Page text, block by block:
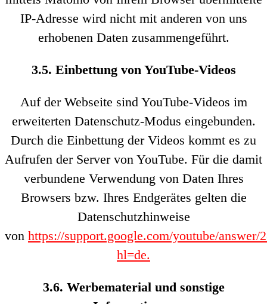
IP-Adresse wird nicht mit anderen von uns
erhobenen Daten zusammengeführt.
3.5. Einbettung von YouTube-Videos
Auf der Webseite sind YouTube-Videos im
erweiterten Datenschutz-Modus eingebunden.
Durch die Einbettung der Videos kommt es zu
Aufrufen der Server von YouTube. Für die damit
verbundene Verwendung von Daten Ihres
Browsers bzw. Ihres Endgerätes gelten die
Datenschutzhinweise
von https://support.google.com/youtube/answer/
hl=de.
3.6. Werbematerial und sonstige